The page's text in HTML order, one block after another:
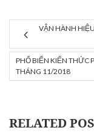
VẬN HÀNH
PHỔ BIẾN KIẾN THỨC
THÁNG 11/2018
RELATED